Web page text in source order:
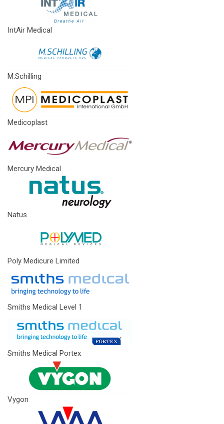
IntAir Medical
M.Schilling
Medicoplast
Mercury Medical
Natus
Poly Medicure Limited
Smiths Medical Level 1
Smiths Medical Portex
Vygon